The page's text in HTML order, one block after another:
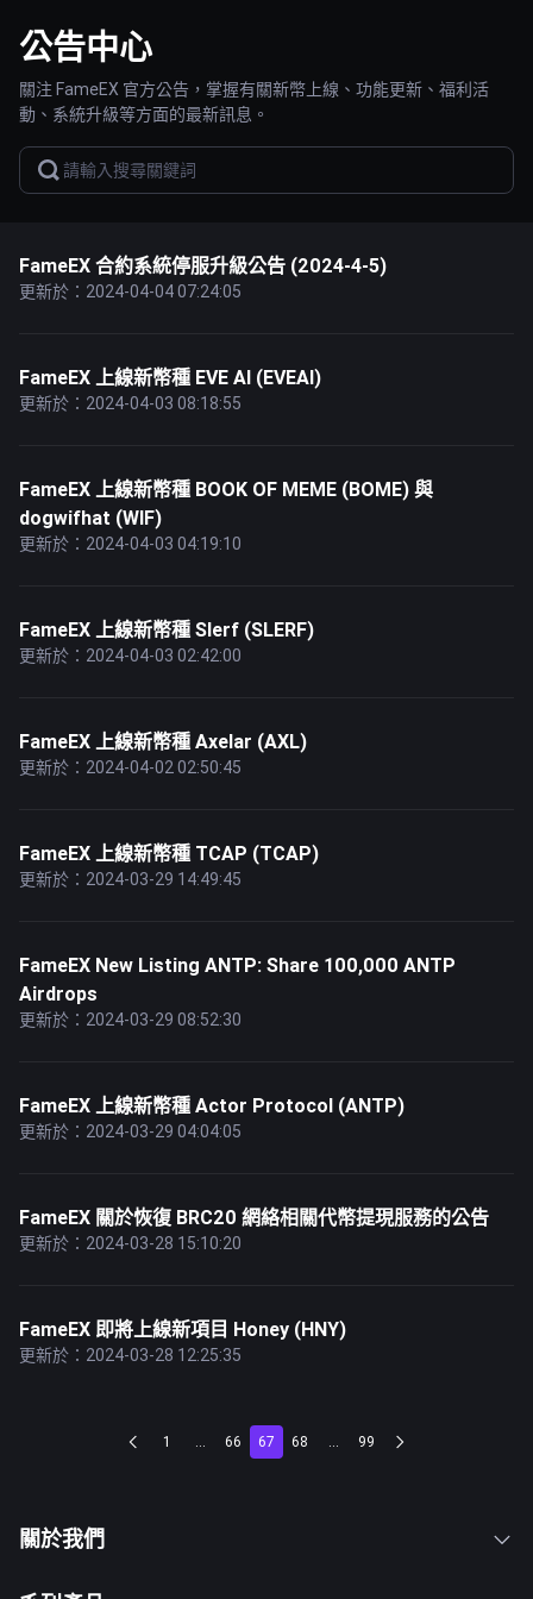
公告中心
關注 FameEX 官方公告，掌握有關新幣上線、功能更新、福利活
動、系統升級等方面的最新訊息。
FameEX 合約系統停服升級公告 (2024-4-5)
更新於：2024-04-04 07:24:05
FameEX 上線新幣種 EVE AI (EVEAI)
更新於：2024-04-03 08:18:55
FameEX 上線新幣種 BOOK OF MEME (BOME) 與
dogwifhat (WIF)
更新於：2024-04-03 04:19:10
FameEX 上線新幣種 Slerf (SLERF)
更新於：2024-04-03 02:42:00
FameEX 上線新幣種 Axelar (AXL)
更新於：2024-04-02 02:50:45
FameEX 上線新幣種 TCAP (TCAP)
更新於：2024-03-29 14:49:45
FameEX New Listing ANTP: Share 100,000 ANTP
Airdrops
更新於：2024-03-29 08:52:30
FameEX 上線新幣種 Actor Protocol (ANTP)
更新於：2024-03-29 04:04:05
FameEX 關於恢復 BRC20 網絡相關代幣提現服務的公告
更新於：2024-03-28 15:10:20
FameEX 即將上線新項目 Honey (HNY)
更新於：2024-03-28 12:25:35
1 ... 66 67 68 ... 99
關於我們